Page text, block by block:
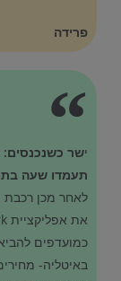
ישר כשנכנסים:
תעמדו שעה
לאחר מכן רכבת
כמועדפים
באיטליה-
פרידה